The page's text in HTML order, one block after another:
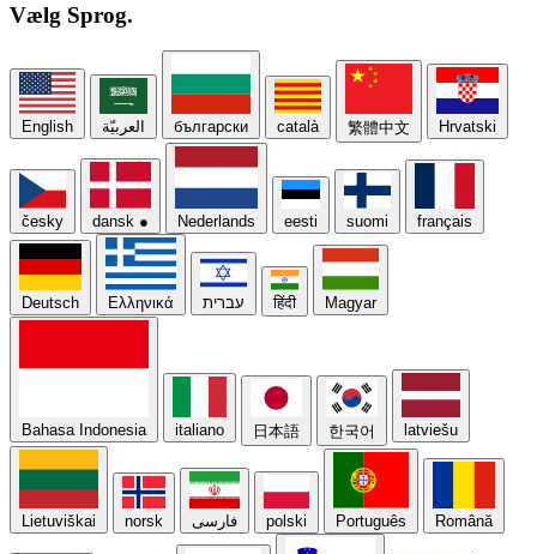
Vælg Sprog.
English العربيّة български català 繁體中文 Hrvatski
česky dansk ● Nederlands eesti suomi français
Deutsch Ελληνικά עברית हिंदी Magyar
Bahasa Indonesia italiano 日本語 한국어 latviešu
Lietuviškai norsk فارسی polski Português Română